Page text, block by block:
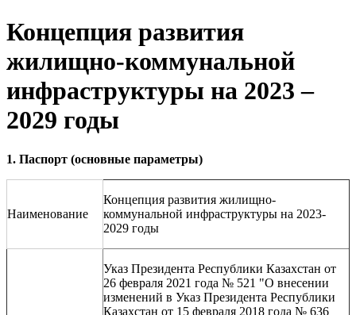
Концепция развития
жилищно-коммунальной
инфраструктуры на 2023 –
2029 годы
1. Паспорт (основные параметры)
Наименование
Концепция развития жилищно-
коммунальной инфраструктуры на 2023-
2029 годы
Указ Президента Республики Казахстан от
26 февраля 2021 года № 521 "О внесении
изменений в Указ Президента Республики
Казахстан от 15 февраля 2018 года № 636